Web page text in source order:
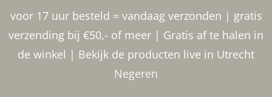
voor 17 uur besteld = vandaag verzonden | gratis
verzending bij €50,- of meer | Gratis af te halen in
de winkel | Bekijk de producten live in Utrecht
Negeren
inhoud